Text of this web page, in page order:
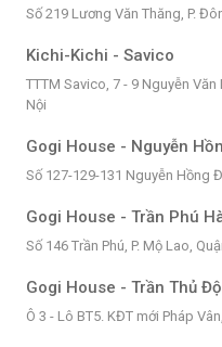
Số 219 Lương Văn Thăng, P.
Kichi-Kichi - Savico
TTTM Savico, 7 - 9 Nguyễn Văn
Nội
Gogi House - Nguyễn
Số 127-129-131 Nguyễn Hồng
Gogi House - Trần Phú
Số 146 Trần Phú, P. Mộ Lao,
Gogi House - Trần Thủ Độ
Ô 3 - Lô BT5. KĐT mới Pháp